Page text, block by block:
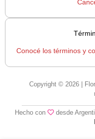
Conocé los términos y
Copyright © 2026 |
Hecho con desde